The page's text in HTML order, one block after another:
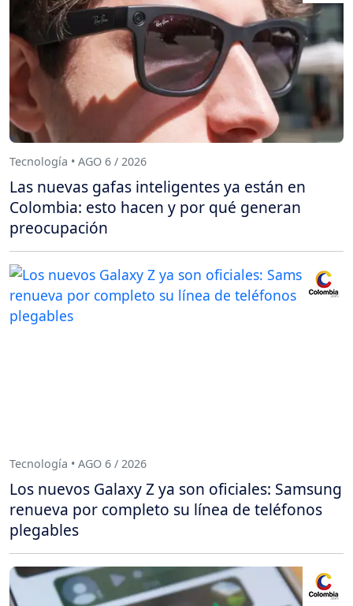
Tecnología • AGO 6 / 2026
Las nuevas gafas inteligentes ya están en
Colombia: esto hacen y por qué generan
preocupación
Tecnología • AGO 6 / 2026
Los nuevos Galaxy Z ya son oficiales: Samsung
renueva por completo su línea de teléfonos
plegables